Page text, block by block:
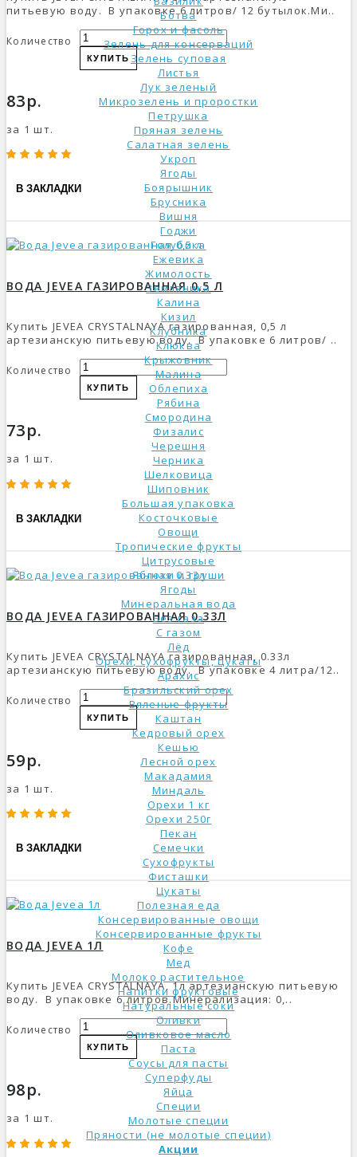
Ботва
Горох и фасоль
Зелень для консерваций
Зелень суповая
Листья
Лук зеленый
Микрозелень и проростки
Петрушка
Пряная зелень
Салатная зелень
Укроп
Ягоды
Боярышник
Брусника
Вишня
Годжи
Голубика
Ежевика
Жимолость
Земляника
Калина
Кизил
Клубника
Клюква
Крыжовник
Малина
Облепиха
Рябина
Смородина
Физалис
Черешня
Черника
Шелковица
Шиповник
Большая упаковка
Косточковые
Овощи
Тропические фрукты
Цитрусовые
Яблоки и груши
Ягоды
Минеральная вода
Без газа
С газом
Лёд
Орехи, сухофрукты, цукаты
Арахис
Бразильский орех
Вяленые фрукты
Каштан
Кедровый орех
Кешью
Лесной орех
Макадамия
Миндаль
Орехи 1 кг
Орехи 250г
Пекан
Семечки
Сухофрукты
Фисташки
Цукаты
Полезная еда
Консервированные овощи
Консервированные фрукты
Кофе
Мед
Молоко растительное
Напитки фруктовые
Натуральные соки
Оливки
Оливковое масло
Паста
Соусы для пасты
Суперфуды
Яйца
Специи
Молотые специи
Пряности (не молотые специи)
Акции
питьевую воду. В упаковке 6 литров/ 12 бутылок.Ми..
Количество
КУПИТЬ
83р.
за 1 шт.
В ЗАКЛАДКИ
ВОДА JEVEA ГАЗИРОВАННАЯ 0,5 Л
Купить JEVEA CRYSTALNAYA газированная, 0,5 л
артезианскую питьевую воду. В упаковке 6 литров/ ..
Количество
КУПИТЬ
73р.
за 1 шт.
В ЗАКЛАДКИ
ВОДА JEVEA ГАЗИРОВАННАЯ 0.33Л
Купить JEVEA CRYSTALNAYA газированная, 0.33л
артезианскую питьевую воду. В упаковке 4 литра/12..
Количество
КУПИТЬ
59р.
за 1 шт.
В ЗАКЛАДКИ
ВОДА JEVEA 1Л
Купить JEVEA CRYSTALNAYA, 1л артезианскую питьевую
воду. В упаковке 6 литров.Минерализация: 0,..
Количество
КУПИТЬ
98р.
за 1 шт.